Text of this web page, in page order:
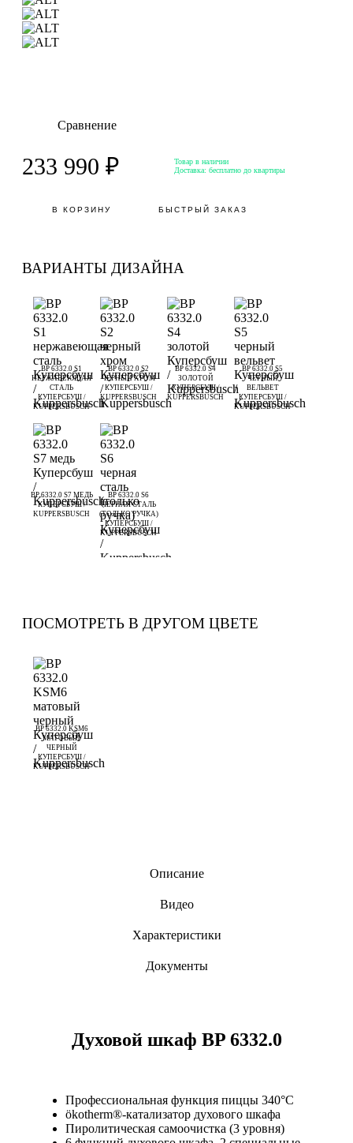
ВАРИАНТЫ ДИЗАЙНА
BP 6332.0 S1
НЕРЖАВЕЮЩАЯ
СТАЛЬ
КУПЕРСБУШ /
KUPPERSBUSCH
BP 6332.0 S2
ЧЕРНЫЙ ХРОМ
КУПЕРСБУШ /
KUPPERSBUSCH
BP 6332.0 S4
ЗОЛОТОЙ
КУПЕРСБУШ /
KUPPERSBUSCH
BP 6332.0 S5
ЧЕРНЫЙ
ВЕЛЬВЕТ
КУПЕРСБУШ /
KUPPERSBUSCH
BP 6332.0 S7 МЕДЬ
КУПЕРСБУШ /
KUPPERSBUSCH
BP 6332.0 S6
ЧЕРНАЯ СТАЛЬ
(ТОЛЬКО РУЧКА)
КУПЕРСБУШ /
KUPPERSBUSCH
ПОСМОТРЕТЬ В ДРУГОМ ЦВЕТЕ
BP 6332.0 KSM6
МАТОВЫЙ
ЧЕРНЫЙ
КУПЕРСБУШ /
KUPPERSBUSCH
Сравнение
233 990 ₽
Товар в наличии
Доставка: бесплатно до квартиры
В КОРЗИНУ БЫСТРЫЙ ЗАКАЗ
Описание
Видео
Характеристики
Документы
Духовой шкаф BP 6332.0
Профессиональная функция пиццы 340°C
ökotherm®-катализатор духового шкафа
Пиролитическая самоочистка (3 уровня)